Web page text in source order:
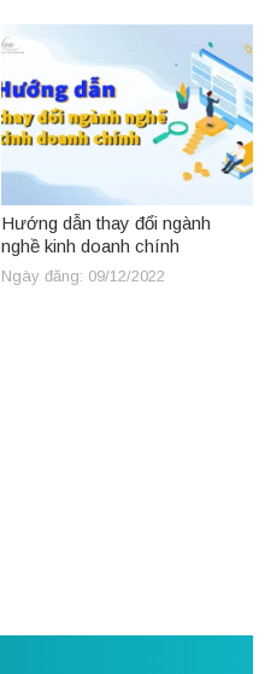
Hướng dẫn thay đổi ngành
nghề kinh doanh chính
Ngày đăng: 09/12/2022